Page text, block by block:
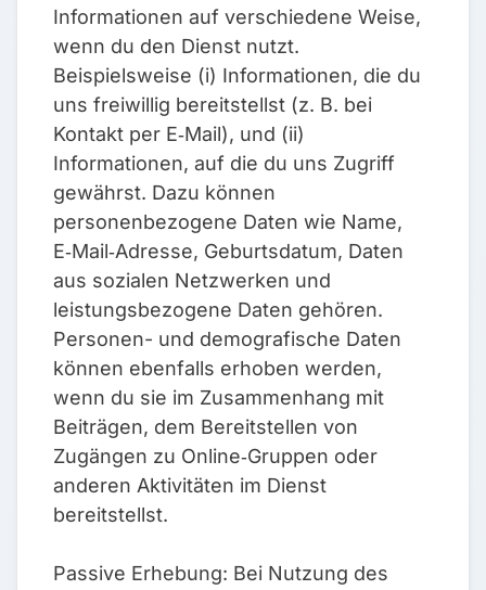
Informationen auf verschiedene Weise,
wenn du den Dienst nutzt.
Beispielsweise (i) Informationen, die du
uns freiwillig bereitstellst (z. B. bei
Kontakt per E‑Mail), und (ii)
Informationen, auf die du uns Zugriff
gewährst. Dazu können
personenbezogene Daten wie Name,
E‑Mail‑Adresse, Geburtsdatum, Daten
aus sozialen Netzwerken und
leistungsbezogene Daten gehören.
Personen- und demografische Daten
können ebenfalls erhoben werden,
wenn du sie im Zusammenhang mit
Beiträgen, dem Bereitstellen von
Zugängen zu Online‑Gruppen oder
anderen Aktivitäten im Dienst
bereitstellst.
Passive Erhebung: Bei Nutzung des